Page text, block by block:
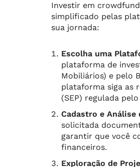
Investir em
simplificado pelas
sua jornada:
Escolha uma
plataforma de
Mobiliários) e pelo
plataforma siga as
(SEP) regulada
Cadastro e Análise
solicitada
garantir que você
financeiros.
Exploração de